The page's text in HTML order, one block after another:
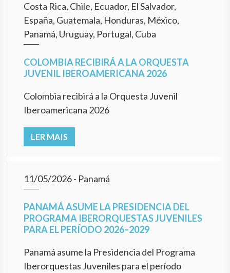
Costa Rica, Chile, Ecuador, El Salvador,
España, Guatemala, Honduras, México,
Panamá, Uruguay, Portugal, Cuba
COLOMBIA RECIBIRÁ A LA ORQUESTA
JUVENIL IBEROAMERICANA 2026
Colombia recibirá a la Orquesta Juvenil
Iberoamericana 2026
LER MAIS
11/05/2026- Panamá
PANAMÁ ASUME LA PRESIDENCIA DEL
PROGRAMA IBERORQUESTAS JUVENILES
PARA EL PERÍODO 2026–2029
Panamá asume la Presidencia del Programa
Iberorquestas Juveniles para el período